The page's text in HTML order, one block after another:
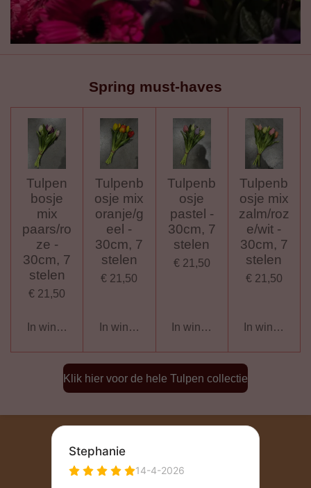
Spring must-haves
Tulpen
bosje
mix
paars/ro
ze -
30cm, 7
stelen
€ 21,50
In winkelwagen
Tulpenb
osje mix
oranje/g
eel -
30cm, 7
stelen
€ 21,50
In winkelwagen
Tulpenb
osje
pastel -
30cm, 7
stelen
€ 21,50
In winkelwagen
Tulpenb
osje mix
zalm/roz
e/wit -
30cm, 7
stelen
€ 21,50
In
Klik hier voor de hele Tulpen collectie